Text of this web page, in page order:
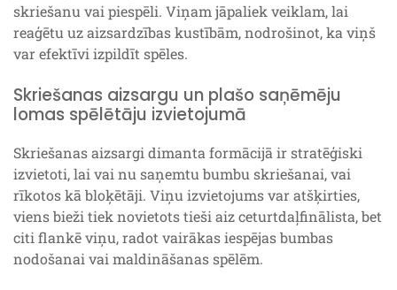
skriešanu vai piespēli. Viņam jāpaliek veiklam, lai
reaģētu uz aizsardzības kustībām, nodrošinot, ka viņš
var efektīvi izpildīt spēles.
Skriešanas aizsargu un plašo saņēmēju
lomas spēlētāju izvietojumā
Skriešanas aizsargi dimanta formācijā ir stratēģiski
izvietoti, lai vai nu saņemtu bumbu skriešanai, vai
rīkotos kā bloķētāji. Viņu izvietojums var atšķirties,
viens bieži tiek novietots tieši aiz ceturtdaļfinālista, bet
citi flankē viņu, radot vairākas iespējas bumbas
nodošanai vai maldināšanas spēlēm.